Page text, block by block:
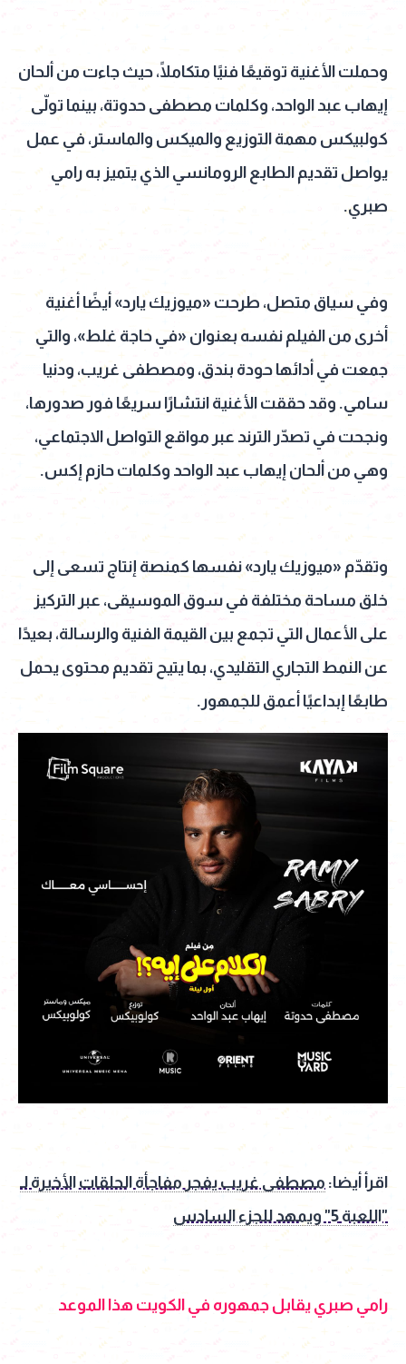
وحملت الأغنية توقيعًا فنيًا متكاملًا، حيث جاءت من ألحان
إيهاب عبد الواحد، وكلمات مصطفى حدوتة، بينما تولّى
كولبيكس مهمة التوزيع والميكس والماستر، في عمل
يواصل تقديم الطابع الرومانسي الذي يتميز به رامي
صبري.
وفي سياق متصل، طرحت «ميوزيك يارد» أيضًا أغنية
أخرى من الفيلم نفسه بعنوان «في حاجة غلط»، والتي
جمعت في أدائها حودة بندق، ومصطفى غريب، ودنيا
سامي. وقد حققت الأغنية انتشارًا سريعًا فور صدورها،
ونجحت في تصدّر الترند عبر مواقع التواصل الاجتماعي،
وهي من ألحان إيهاب عبد الواحد وكلمات حازم إكس.
وتقدّم «ميوزيك يارد» نفسها كمنصة إنتاج تسعى إلى
خلق مساحة مختلفة في سوق الموسيقى، عبر التركيز
على الأعمال التي تجمع بين القيمة الفنية والرسالة، بعيدًا
عن النمط التجاري التقليدي، بما يتيح تقديم محتوى يحمل
طابعًا إبداعيًا أعمق للجمهور.
اقرأ أيضا: مصطفى غريب يفجر مفاجأة الحلقات الأخيرة لـ
"اللعبة 5" ويمهد للجزء السادس
رامي صبري يقابل جمهوره في الكويت هذا الموعد